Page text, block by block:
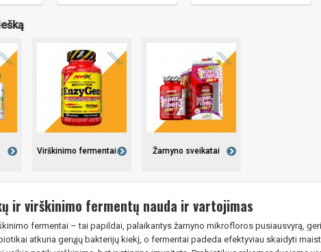
Virškinimo fermentai Žarnyno sveikatai
ir virškinimo fermentų nauda ir vartojimas
fermentai – tai papildai, palaikantys žarnyno mikrofloros pusiausvyrą,
atkuria gerųjų bakterijų kiekį, o fermentai padeda efektyviau skaidyti